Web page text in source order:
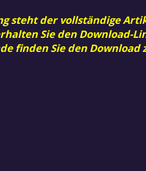
steht der vollständige
Sie den Download-
finden Sie den